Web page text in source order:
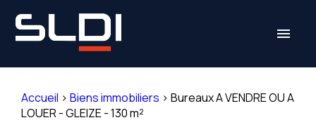
menu
Accueil > Biens immobiliers > Bureaux A VENDRE OU A
LOUER - GLEIZE - 130 m²